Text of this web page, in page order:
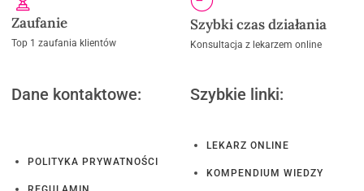
Zaufanie
Top 1 zaufania klientów
Szybki czas działania
Konsultacja z lekarzem online
Dane kontaktowe:
POLITYKA PRYWATNOŚCI
Szybkie linki:
LEKARZ ONLINE
KOMPENDIUM WIEDZY